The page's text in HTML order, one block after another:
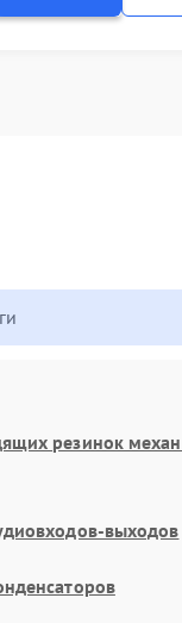
резинок
выходов